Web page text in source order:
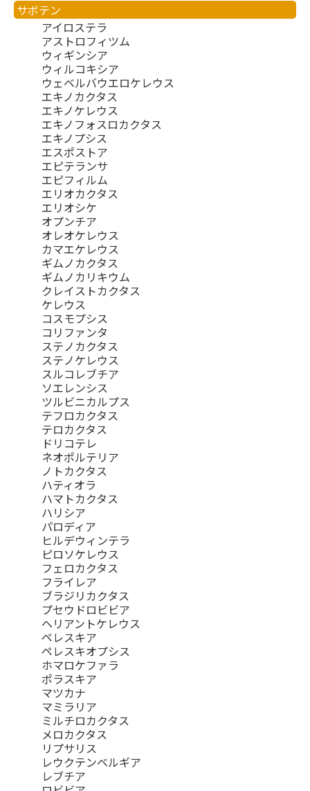
サボテン
アイロステラ
アストロフィツム
ウィギンシア
ウィルコキシア
ウェベルバウエロケレウス
エキノカクタス
エキノケレウス
エキノフォスロカクタス
エキノプシス
エスポストア
エピテランサ
エピフィルム
エリオカクタス
エリオシケ
オプンチア
オレオケレウス
カマエケレウス
ギムノカクタス
ギムノカリキウム
クレイストカクタス
ケレウス
コスモプシス
コリファンタ
ステノカクタス
ステノケレウス
スルコレブチア
ソエレンシス
ツルビニカルプス
テフロカクタス
テロカクタス
ドリコテレ
ネオポルテリア
ノトカクタス
ハティオラ
ハマトカクタス
ハリシア
パロディア
ヒルデウィンテラ
ピロソケレウス
フェロカクタス
フライレア
ブラジリカクタス
プセウドロビビア
ヘリアントケレウス
ペレスキア
ペレスキオプシス
ホマロケファラ
ポラスキア
マツカナ
マミラリア
ミルチロカクタス
メロカクタス
リプサリス
レウクテンベルギア
レブチア